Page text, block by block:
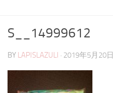
S__14999612
BY LAPISLAZULI · 2019年5月20日